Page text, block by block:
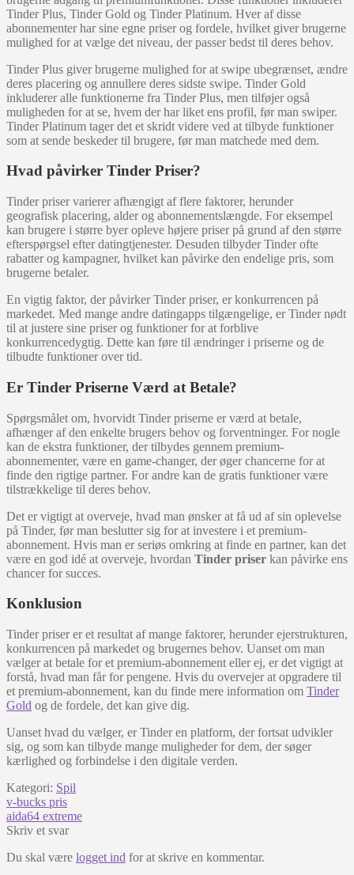
Tinder Plus, Tinder Gold og Tinder Platinum. Hver af disse
abonnementer har sine egne priser og fordele, hvilket giver brugerne
mulighed for at vælge det niveau, der passer bedst til deres behov.
Tinder Plus giver brugerne mulighed for at swipe ubegrænset, ændre
deres placering og annullere deres sidste swipe. Tinder Gold
inkluderer alle funktionerne fra Tinder Plus, men tilføjer også
muligheden for at se, hvem der har liket ens profil, før man swiper.
Tinder Platinum tager det et skridt videre ved at tilbyde funktioner
som at sende beskeder til brugere, før man matchede med dem.
Hvad påvirker Tinder Priser?
Tinder priser varierer afhængigt af flere faktorer, herunder
geografisk placering, alder og abonnementslængde. For eksempel
kan brugere i større byer opleve højere priser på grund af den større
efterspørgsel efter datingtjenester. Desuden tilbyder Tinder ofte
rabatter og kampagner, hvilket kan påvirke den endelige pris, som
brugerne betaler.
En vigtig faktor, der påvirker Tinder priser, er konkurrencen på
markedet. Med mange andre datingapps tilgængelige, er Tinder nødt
til at justere sine priser og funktioner for at forblive
konkurrencedygtig. Dette kan føre til ændringer i priserne og de
tilbudte funktioner over tid.
Er Tinder Priserne Værd at Betale?
Spørgsmålet om, hvorvidt Tinder priserne er værd at betale,
afhænger af den enkelte brugers behov og forventninger. For nogle
kan de ekstra funktioner, der tilbydes gennem premium-
abonnementer, være en game-changer, der øger chancerne for at
finde den rigtige partner. For andre kan de gratis funktioner være
tilstrækkelige til deres behov.
Det er vigtigt at overveje, hvad man ønsker at få ud af sin oplevelse
på Tinder, før man beslutter sig for at investere i et premium-
abonnement. Hvis man er seriøs omkring at finde en partner, kan det
være en god idé at overveje, hvordan Tinder priser kan påvirke ens
chancer for succes.
Konklusion
Tinder priser er et resultat af mange faktorer, herunder ejerstrukturen,
konkurrencen på markedet og brugernes behov. Uanset om man
vælger at betale for et premium-abonnement eller ej, er det vigtigt at
forstå, hvad man får for pengene. Hvis du overvejer at opgradere til
et premium-abonnement, kan du finde mere information om Tinder
Gold og de fordele, det kan give dig.
Uanset hvad du vælger, er Tinder en platform, der fortsat udvikler
sig, og som kan tilbyde mange muligheder for dem, der søger
kærlighed og forbindelse i den digitale verden.
Kategori: Spil
Indlægsnavigation
Forrige
indlæg:
v-bucks pris
Næste
indlæg:
aida64 extreme
Skriv et svar
Du skal være logget ind for at skrive en kommentar.